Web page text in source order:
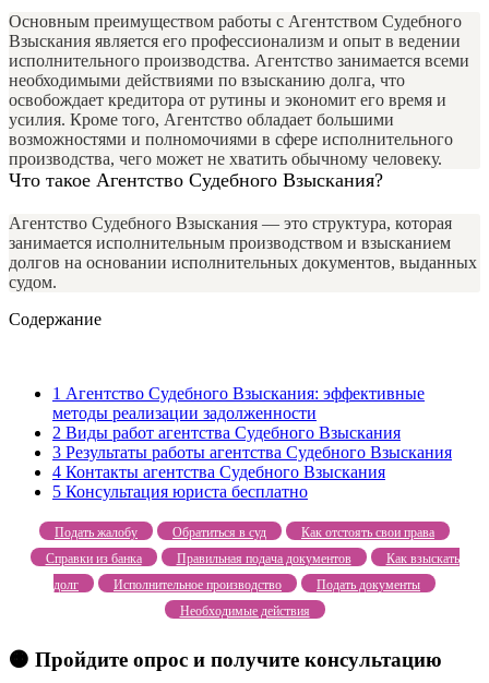
Основным преимуществом работы с Агентством Судебного
Взыскания является его профессионализм и опыт в ведении
исполнительного производства. Агентство занимается всеми
необходимыми действиями по взысканию долга, что
освобождает кредитора от рутины и экономит его время и
усилия. Кроме того, Агентство обладает большими
возможностями и полномочиями в сфере исполнительного
производства, чего может не хватить обычному человеку.
Что такое Агентство Судебного Взыскания?
Агентство Судебного Взыскания — это структура, которая
занимается исполнительным производством и взысканием
долгов на основании исполнительных документов, выданных
судом.
Содержание
1 Агентство Судебного Взыскания: эффективные
методы реализации задолженности
2 Виды работ агентства Судебного Взыскания
3 Результаты работы агентства Судебного Взыскания
4 Контакты агентства Судебного Взыскания
5 Консультация юриста бесплатно
Подать жалобу Обратиться в суд
Как отстоять свои права
Справки из банка
Правильная подача документов
Как взыскать
долг
Исполнительное производство
Подать документы
Необходимые действия
🟠 Пройдите опрос и получите консультацию